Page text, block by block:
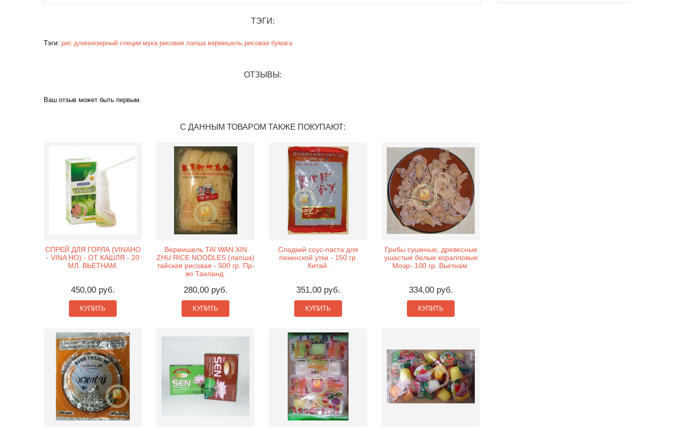
ТЭГИ:
Тэги: рис длиннозерный специи мука рисовая лапша вермишель рисовая бумага
ОТЗЫВЫ:
Ваш отзыв может быть первым.
С ДАННЫМ ТОВАРОМ ТАКЖЕ ПОКУПАЮТ:
СПРЕЙ ДЛЯ ГОРЛА (VINAHO
- VINA HO) - ОТ КАШЛЯ - 20
МЛ. ВЬЕТНАМ.
450,00 руб.
КУПИТЬ
Вермишель TAI WAN XIN
ZHU RICE NOODLES (лапша)
тайская рисовая - 500 гр. Пр-
во Таиланд.
280,00 руб.
КУПИТЬ
Сладкий соус-паста для
пекинской утки - 150 гр.
Китай.
351,00 руб.
КУПИТЬ
Грибы сушеные, древесные
ушастые белые коралловые
Моэр- 100 гр. Вьетнам.
334,00 руб.
КУПИТЬ